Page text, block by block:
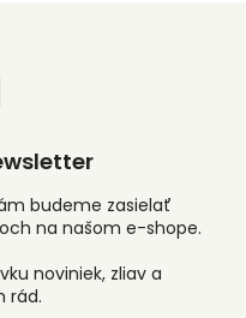
budeme zasielať
na našom e-shope.